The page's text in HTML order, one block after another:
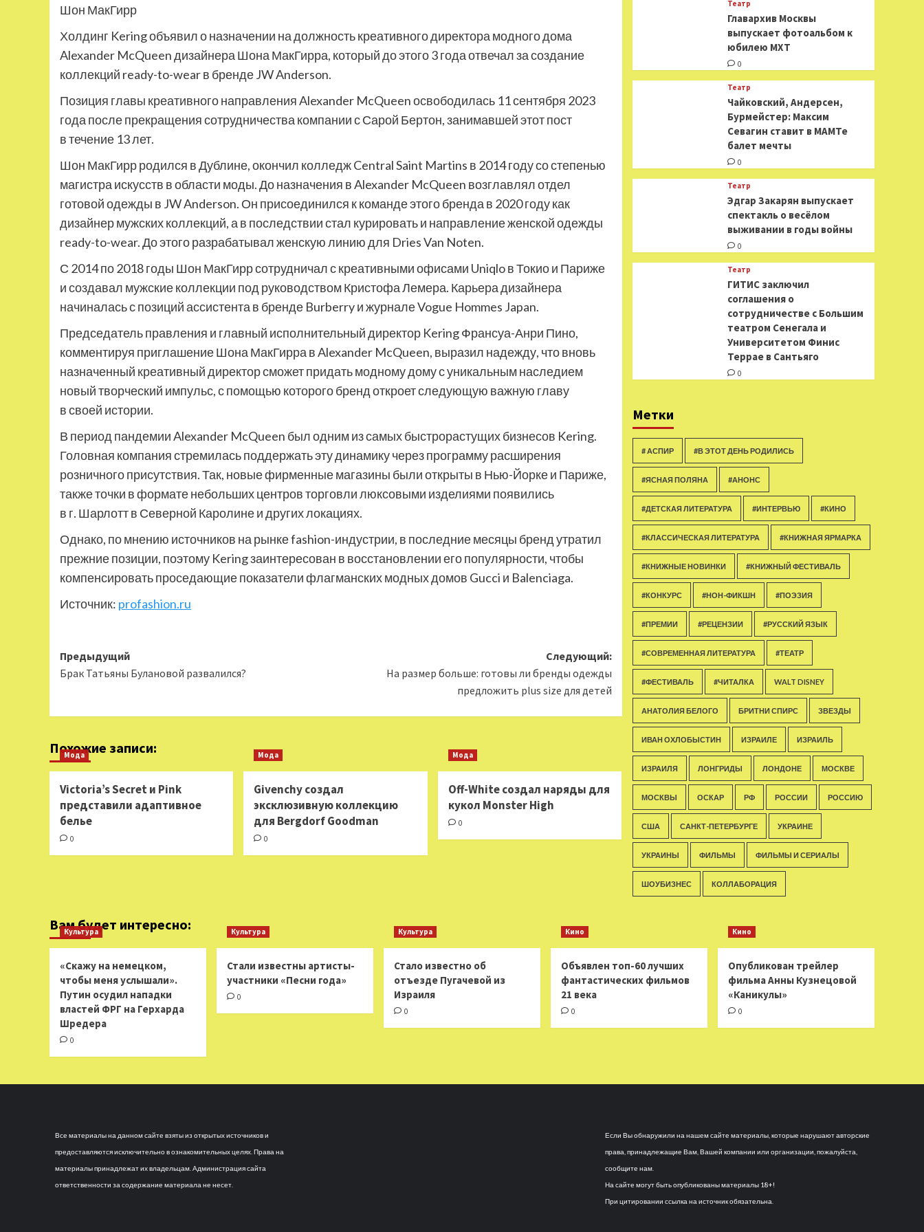
Шон МакГирр
Холдинг Kering объявил о назначении на должность креативного директора модного дома
Alexander McQueen дизайнера Шона МакГирра, который до этого 3 года отвечал за создание
коллекций ready-to-wear в бренде JW Anderson.
Позиция главы креативного направления Alexander McQueen освободилась 11 сентября 2023
года после прекращения сотрудничества компании с Сарой Бертон, занимавшей этот пост
в течение 13 лет.
Шон МакГирр родился в Дублине, окончил колледж Central Saint Martins в 2014 годусо степенью
магистра искусств в области моды. До назначения в Alexander McQueen возглавлял отдел
готовой одежды в JW Anderson. Он присоединился к команде этого бренда в 2020 году как
дизайнер мужских коллекций, а в последствии стал курировать и направление женской одежды
ready-to-wear. До этого разрабатывал женскую линию для Dries Van Noten.
С 2014 по 2018 годы Шон МакГирр сотрудничал с креативными офисами Uniqlo в Токио и Париже
и создавал мужские коллекции под руководством Кристофа Лемера. Карьера дизайнера
начиналась с позиций ассистента в бренде Burberry и журнале Vogue Hommes Japan.
Председатель правления и главный исполнительный директор Kering Франсуа-Анри Пино,
комментируя приглашение Шона МакГирра в Alexander McQueen, выразил надежду, что вновь
назначенный креативный директор сможет придать модному дому с уникальным наследием
новый творческий импульс, с помощью которого бренд откроет следующую важную главу
в своей истории.
В период пандемии Alexander McQueen был одним из самых быстрорастущих бизнесов Kering.
Головная компания стремилась поддержать эту динамику через программу расширения
розничного присутствия. Так, новые фирменные магазины были открыты в Нью-Йорке и Париже,
также точки в формате небольших центров торговли люксовыми изделиями появились
в г. Шарлотт в Северной Каролине и других локациях.
Однако, по мнению источников на рынке fashion-индустрии, в последние месяцы бренд утратил
прежние позиции, поэтому Kering заинтересован в восстановлении его популярности, чтобы
компенсировать проседающие показатели флагманских модных домов Gucci и Balenciaga.
Источник: profashion.ru
Навигация
записи
Предыдущий
Брак Татьяны Булановой развалился?
Следующий:
На размер больше: готовы ли бренды одежды
предложить plus size для детей
Похожие записи:
Мода
Victoria’s Secret и Pink
представили адаптивное
белье
0
Мода
Givenchy создал
эксклюзивную коллекцию
для Bergdorf Goodman
0
Мода
Off-White создал наряды для
кукол Monster High
0
Театр
​​Главархив Москвы
выпускает фотоальбом к
юбилею МХТ
0
Театр
​​Чайковский, Андерсен,
Бурмейстер: Максим
Севагин ставит в МАМТе
балет мечты
0
Театр
Эдгар Закарян выпускает
спектакль о весёлом
выживании в годы войны
0
Театр
ГИТИС заключил
соглашения о
сотрудничестве с Большим
театром Сенегала и
Университетом Финис
Террае в Сантьяго
0
Метки
# АСПИР #В ЭТОТ ДЕНЬ РОДИЛИСЬ
#ЯСНАЯ ПОЛЯНА #АНОНС
#ДЕТСКАЯ ЛИТЕРАТУРА #ИНТЕРВЬЮ #КИНО
#КЛАССИЧЕСКАЯ ЛИТЕРАТУРА #КНИЖНАЯ ЯРМАРКА
#КНИЖНЫЕ НОВИНКИ #КНИЖНЫЙ ФЕСТИВАЛЬ
#КОНКУРС #НОН-ФИКШН #ПОЭЗИЯ
#ПРЕМИИ #РЕЦЕНЗИИ #РУССКИЙ ЯЗЫК
#СОВРЕМЕННАЯ ЛИТЕРАТУРА #ТЕАТР
#ФЕСТИВАЛЬ #ЧИТАЛКА WALT DISNEY
АНАТОЛИЯ БЕЛОГО БРИТНИ СПИРС ЗВЕЗДЫ
ИВАН ОХЛОБЫСТИН ИЗРАИЛЕ ИЗРАИЛЬ
ИЗРАИЛЯ ЛОНГРИДЫ ЛОНДОНЕ МОСКВЕ
МОСКВЫ ОСКАР РФ РОССИИ РОССИЮ
США САНКТ-ПЕТЕРБУРГЕ УКРАИНЕ
УКРАИНЫ ФИЛЬМЫ ФИЛЬМЫ И СЕРИАЛЫ
ШОУБИЗНЕС КОЛЛАБОРАЦИЯ
Вам будет интересно:
Культура
«Скажу на немецком,
чтобы меня услышали».
Путин осудил нападки
властей ФРГ на Герхарда
Шредера
0
Культура
Стали известны артисты-
участники «Песни года»
0
Культура
Стало известно об
отъезде Пугачевой из
Израиля
0
Кино
Объявлен топ-60 лучших
фантастических фильмов
21 века
0
Кино
Опубликован трейлер
фильма Анны Кузнецовой
«Каникулы»
0
Все материалы на данном сайте взяты из открытых источников и
предоставляются исключительно в ознакомительных целях. Права на
материалы принадлежат их владельцам. Администрация сайта
ответственности за содержание материала не несет.
Если Вы обнаружили на нашем сайте материалы, которые нарушают авторские
права, принадлежащие Вам, Вашей компании или организации, пожалуйста,
сообщите нам.
На сайте могут быть опубликованы материалы 18+!
При цитировании ссылка на источник обязательна.